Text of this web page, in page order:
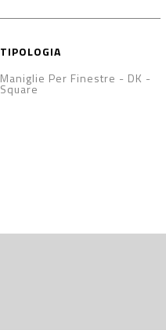
TIPOLOGIA
Maniglie Per Finestre - DK -
Square